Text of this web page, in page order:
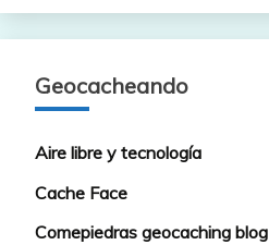
Geocacheando
Aire libre y tecnología
Cache Face
Comepiedras geocaching blog